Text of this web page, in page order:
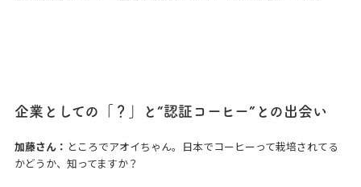
企業としての「？」と“認証コーヒー”との出会い
加藤さん： ところでアオイちゃん。日本でコーヒーって栽培されてる
かどうか、知ってますか？